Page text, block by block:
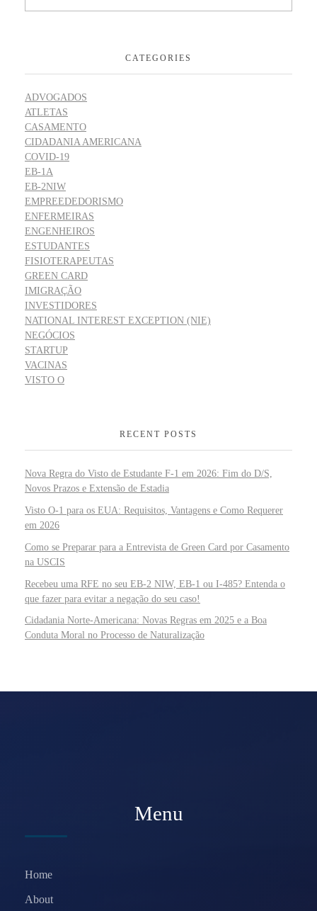
CATEGORIES
ADVOGADOS
ATLETAS
CASAMENTO
CIDADANIA AMERICANA
COVID-19
EB-1A
EB-2NIW
EMPREEDEDORISMO
ENFERMEIRAS
ENGENHEIROS
ESTUDANTES
FISIOTERAPEUTAS
GREEN CARD
IMIGRAÇÃO
INVESTIDORES
NATIONAL INTEREST EXCEPTION (NIE)
NEGÓCIOS
STARTUP
VACINAS
VISTO O
RECENT POSTS
Nova Regra do Visto de Estudante F-1 em 2026: Fim do D/S,
Novos Prazos e Extensão de Estadia
Visto O-1 para os EUA: Requisitos, Vantagens e Como Requerer
em 2026
Como se Preparar para a Entrevista de Green Card por Casamento
na USCIS
Recebeu uma RFE no seu EB-2 NIW, EB-1 ou I-485? Entenda o
que fazer para evitar a negação do seu caso!
Cidadania Norte-Americana: Novas Regras em 2025 e a Boa
Conduta Moral no Processo de Naturalização
Menu
Home
About